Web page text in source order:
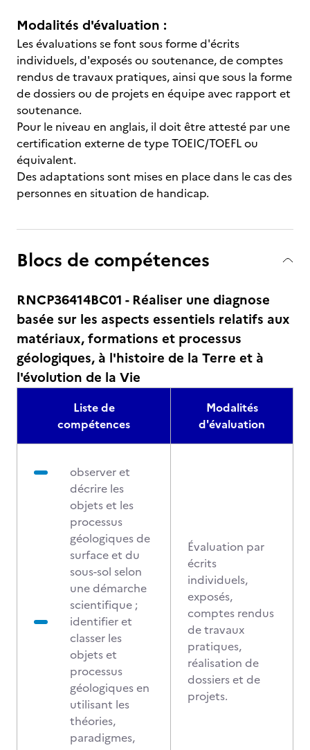
Modalités d'évaluation :
Les évaluations se font sous forme d'écrits
individuels, d'exposés ou soutenance, de comptes
rendus de travaux pratiques, ainsi que sous la forme
de dossiers ou de projets en équipe avec rapport et
soutenance.
Pour le niveau en anglais, il doit être attesté par une
certification externe de type TOEIC/TOEFL ou
équivalent.
Des adaptations sont mises en place dans le cas des
personnes en situation de handicap.
Blocs de compétences
RNCP36414BC01 - Réaliser une diagnose
basée sur les aspects essentiels relatifs aux
matériaux, formations et processus
géologiques, à l'histoire de la Terre et à
l'évolution de la Vie
Liste de
compétences
Modalités
d'évaluation
observer et
décrire les
objets et les
processus
géologiques de
surface et du
sous-sol selon
une démarche
scientifique ;
identifier et
classer les
objets et
processus
géologiques en
utilisant les
théories,
paradigmes,
Évaluation par
écrits
individuels,
exposés,
comptes rendus
de travaux
pratiques,
réalisation de
dossiers et de
projets.